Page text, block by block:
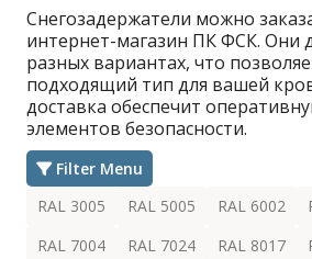
Снегозадержатели можно
интернет-магазин ПК ФСК. Они
разных вариантах, что
подходящий тип для вашей
доставка обеспечит
элементов безопасности.
Filter Menu
RAL 3005
RAL 5005 RAL 6002
RAL 7004
RAL 7024 RAL 8017